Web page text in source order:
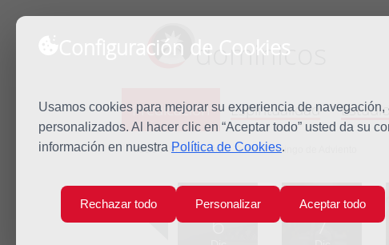
Configuración de Cookies
Usamos cookies para mejorar su experiencia de
personalizados. Al hacer clic en “Aceptar todo” usted da su
información en nuestra Política de Cookies.
Rechazar todo Personalizar Aceptar todo
dominicos
Predicación Espiritualidad
Inicio Predicación Tercer Domingo de Adviento
Lun
6
Mar
7